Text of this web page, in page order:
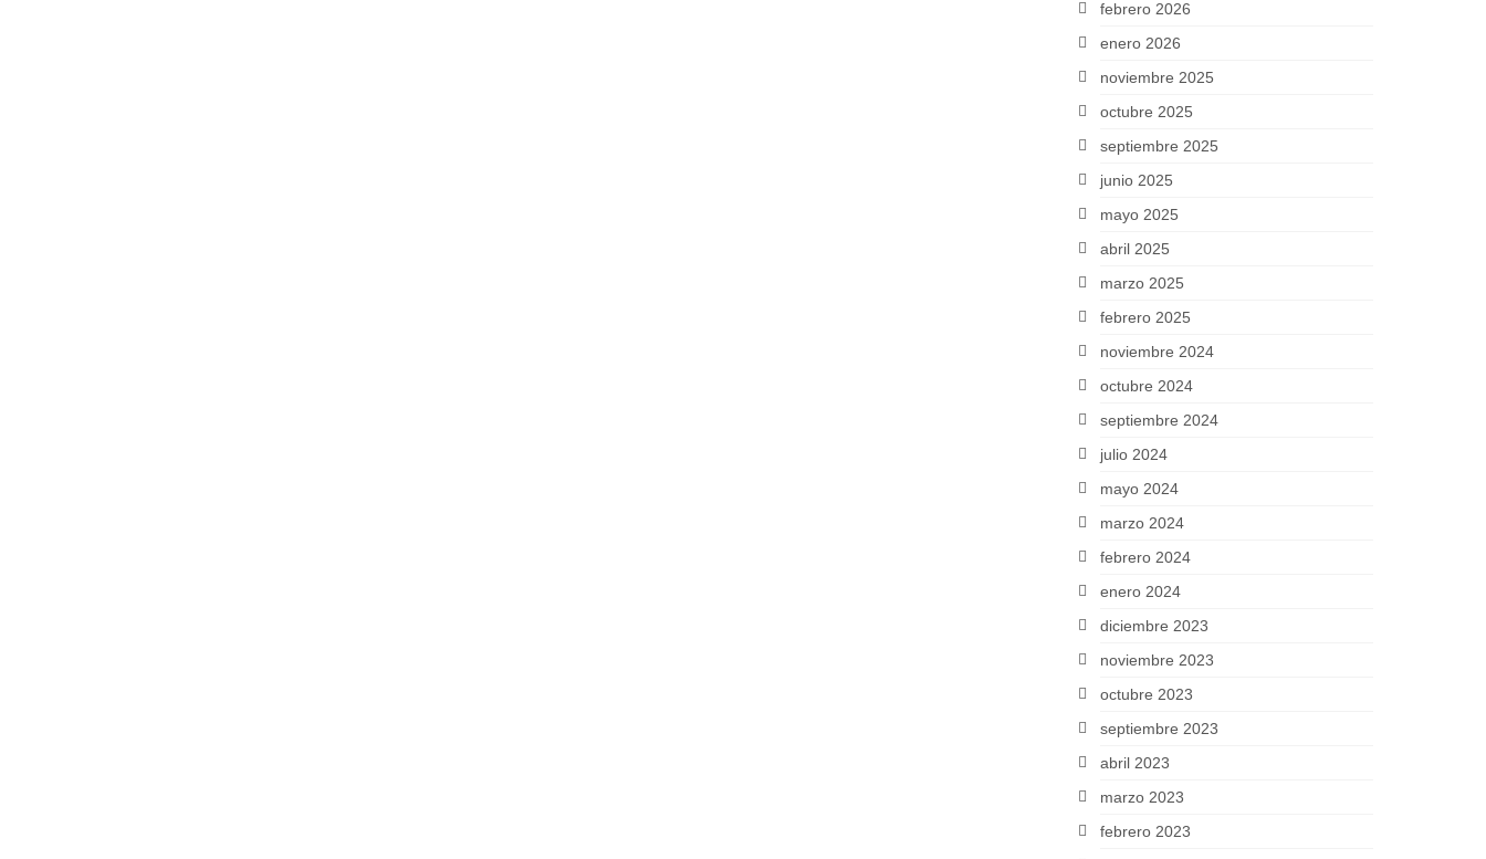
febrero 2026
enero 2026
noviembre 2025
octubre 2025
septiembre 2025
junio 2025
mayo 2025
abril 2025
marzo 2025
febrero 2025
noviembre 2024
octubre 2024
septiembre 2024
julio 2024
mayo 2024
marzo 2024
febrero 2024
enero 2024
diciembre 2023
noviembre 2023
octubre 2023
septiembre 2023
abril 2023
marzo 2023
febrero 2023